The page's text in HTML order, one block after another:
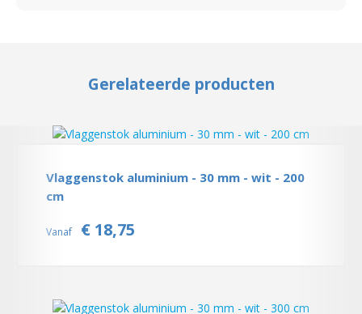
Gerelateerde producten
Vlaggenstok aluminium - 30 mm - wit - 200
cm
Vanaf € 18,75